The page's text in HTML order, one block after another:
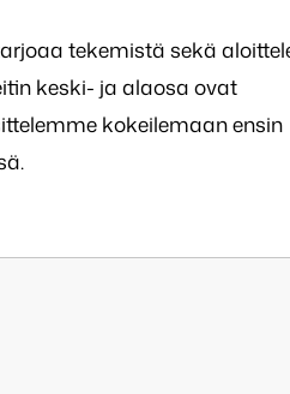
tekemistä sekä
keski- ja alaosa ovat
kokeilemaan ensin